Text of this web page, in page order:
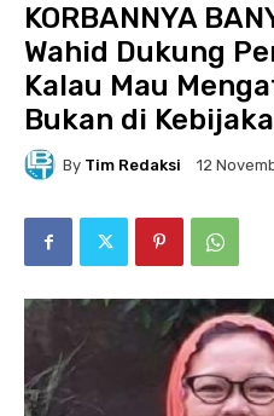
KORBANNYA
Wahid Dukung
Kalau Mau
Bukan di
By Tim Redaksi 12